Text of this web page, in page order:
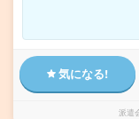
気になる!
派遣